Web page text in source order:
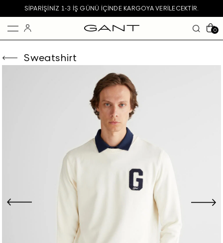
SIPARIŞINIZ 1-3 IŞ GÜNÜ IÇINDE KARGOYA VERILECEKTIR.
0
Sweatshirt